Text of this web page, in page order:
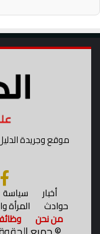
ن
موقع وجريدة
أخبار سياسة
حوادث المرأة
من نحن